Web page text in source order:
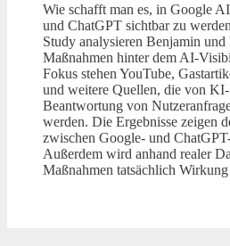
Wie schafft man es, in Google
und ChatGPT sichtbar zu
Study analysieren Benjamin
Maßnahmen hinter dem AI-
Fokus stehen YouTube,
und weitere Quellen, die von
Beantwortung von
werden. Die Ergebnisse zeigen
zwischen Google- und
Außerdem wird anhand realer
Maßnahmen tatsächlich